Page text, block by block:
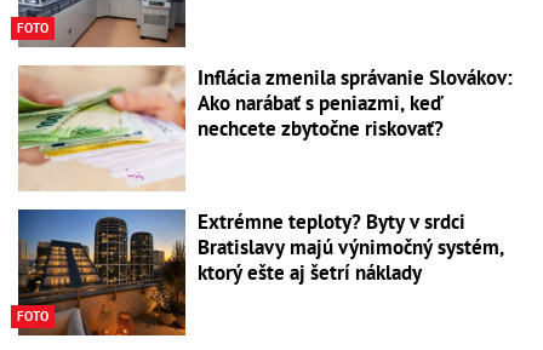
FOTO
Inflácia zmenila správanie Slovákov:
Ako narábať s peniazmi, keď
nechcete zbytočne riskovať?
FOTO
Extrémne teploty? Byty v srdci
Bratislavy majú výnimočný systém,
ktorý ešte aj šetrí náklady